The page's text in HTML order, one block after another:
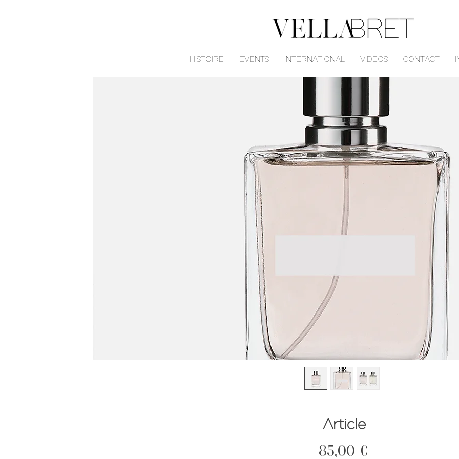
HISTOIRE EVENTS INTERNATIONAL VIDEOS CONTACT
Article
85,00 €Prix